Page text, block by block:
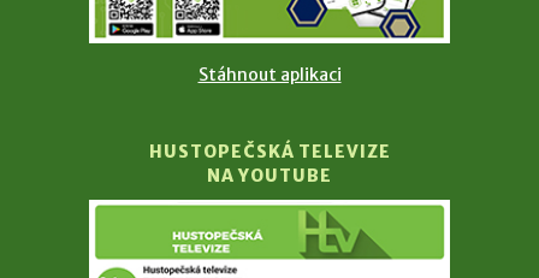
Stáhnout aplikaci
HUSTOPEČSKÁ TELEVIZE
NA YOUTUBE